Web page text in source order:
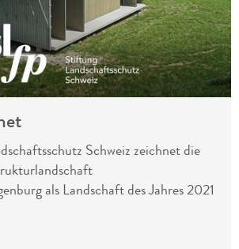
Schweiz zeichnet die
als Landschaft des Jahres 2021